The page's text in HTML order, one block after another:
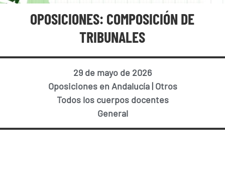
OPOSICIONES: COMPOSICIÓN DE
TRIBUNALES
29 de mayo de 2026
Oposiciones en Andalucía| Otros
Todos los cuerpos docentes
General